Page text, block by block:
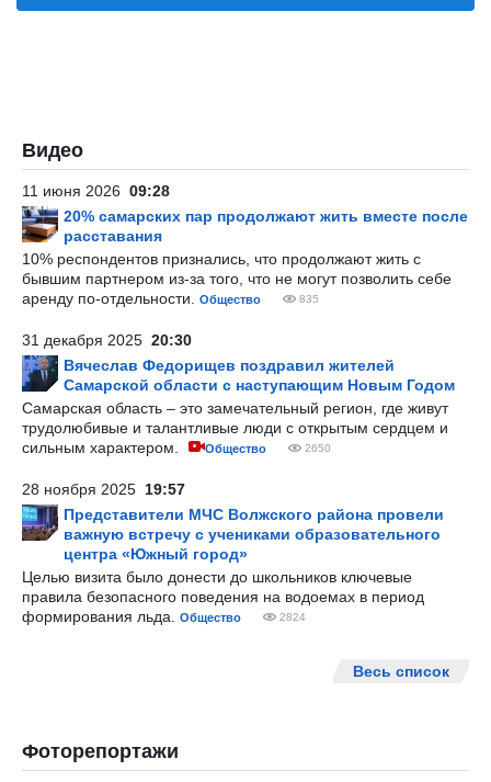
Видео
11 июня 2026 09:28
20% самарских пар продолжают жить вместе после
расставания
10% респондентов признались, что продолжают жить с
бывшим партнером из-за того, что не могут позволить себе
аренду по-отдельности.
Общество 835
31 декабря 2025 20:30
Вячеслав Федорищев поздравил жителей
Самарской области с наступающим Новым Годом
Самарская область – это замечательный регион, где живут
трудолюбивые и талантливые люди с открытым сердцем и
сильным характером.
Общество 2650
28 ноября 2025 19:57
Представители МЧС Волжского района провели
важную встречу с учениками образовательного
центра «Южный город»
Целью визита было донести до школьников ключевые
правила безопасного поведения на водоемах в период
формирования льда.
Общество 2824
Весь список
Фоторепортажи